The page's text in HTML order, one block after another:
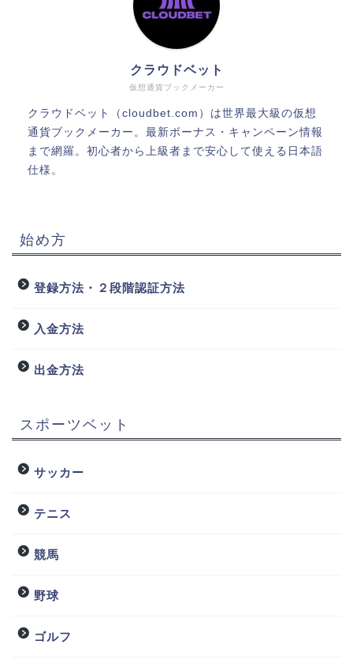
仮想通貨ブックメーカー
クラウドベット
クラウドベット（cloudbet.com）は世界最大級の仮想
通貨ブックメーカー。最新ボーナス・キャンペーン情報
まで網羅。初心者から上級者まで安心して使える日本語
仕様。
始め方
登録方法・２段階認証方法
入金方法
出金方法
スポーツベット
サッカー
テニス
競馬
野球
ゴルフ